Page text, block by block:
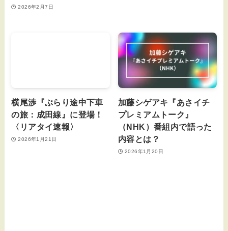
2026年2月7日
横尾渉『ぶらり途中下車
の旅：成田線』に登場！
〈リアタイ速報〉
2026年1月21日
加藤シゲアキ『あさイチ
プレミアムトーク』
（NHK）番組内で語った
内容とは？
2026年1月20日